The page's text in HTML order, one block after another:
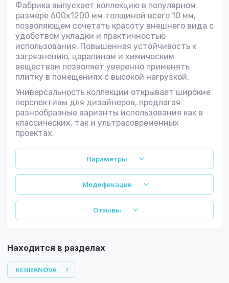
Фабрика выпускает коллекцию в популярном
размере 600х1200 мм толщиной всего 10 мм,
позволяющем сочетать красоту внешнего вида с
удобством укладки и практичностью
использования. Повышенная устойчивость к
загрязнению, царапинам и химическим
веществам позволяет уверенно применять
плитку в помещениях с высокой нагрузкой.
Универсальность коллекции открывает широкие
перспективы для дизайнеров, предлагая
разнообразные варианты использования как в
классических, так и ультрасовременных
проектах.
Параметры
Модификации
Отзывы
Находится в разделах
KERRANOVA